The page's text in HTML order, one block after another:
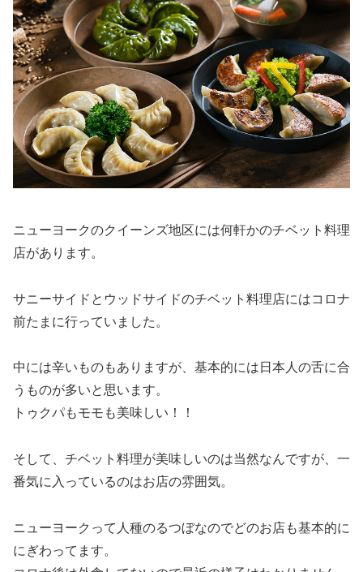
ニューヨークのクイーンズ地区には何軒かのチベット料理
店があります。
サニーサイドとウッドサイドのチベット料理店にはコロナ
前たまに行っていました。
中には辛いものもありますが、基本的には日本人の舌に合
うものが多いと思います。
トゥクパもモモも美味しい！！
そして、 チベット料理が美味しいのは当然なんですが、一
番気に入っているのはお店の雰囲気。
ニューヨークって人種のるつぼなのでどのお店も基本的に
にぎわってます。